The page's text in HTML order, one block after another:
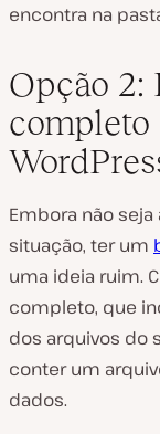
encontra na
Opção 2:
completo
Embora não
situação, ter um
uma ideia ruim.
completo, que
dos arquivos do
conter um
dados.